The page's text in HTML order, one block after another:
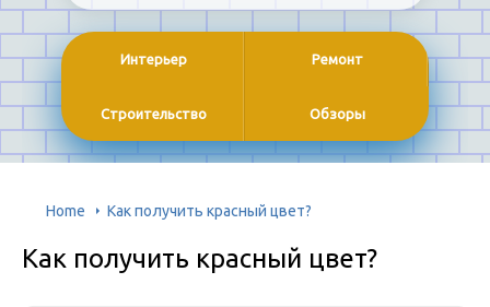
Интерьер Ремонт
Строительство Обзоры
Home Как получить красный цвет?
Как получить красный цвет?